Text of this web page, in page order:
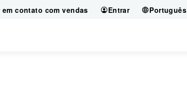
em contato com vendas Entrar Português